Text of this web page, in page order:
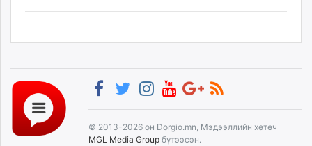
© 2013-2026 он Dorgio.mn, Мэдээллийн хөтөч
MGL Media Group бүтээсэн.